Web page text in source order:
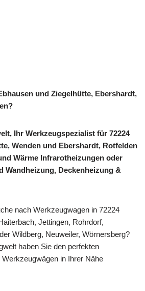
und Ziegelhütte, Ebershardt,
Ihr Werkzeugspezialist für 72224
Wenden und Ebershardt, Rotfelden
Wärme Infrarotheizungen oder
Wandheizung, Deckenheizung &
nach Werkzeugwagen in 72224
Jettingen, Rohrdorf,
Wildberg, Neuweiler, Wörnersberg?
haben Sie den perfekten
in Ihrer Nähe